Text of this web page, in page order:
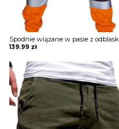
OKRYCIA WIERZCHNIE
139.99 zł